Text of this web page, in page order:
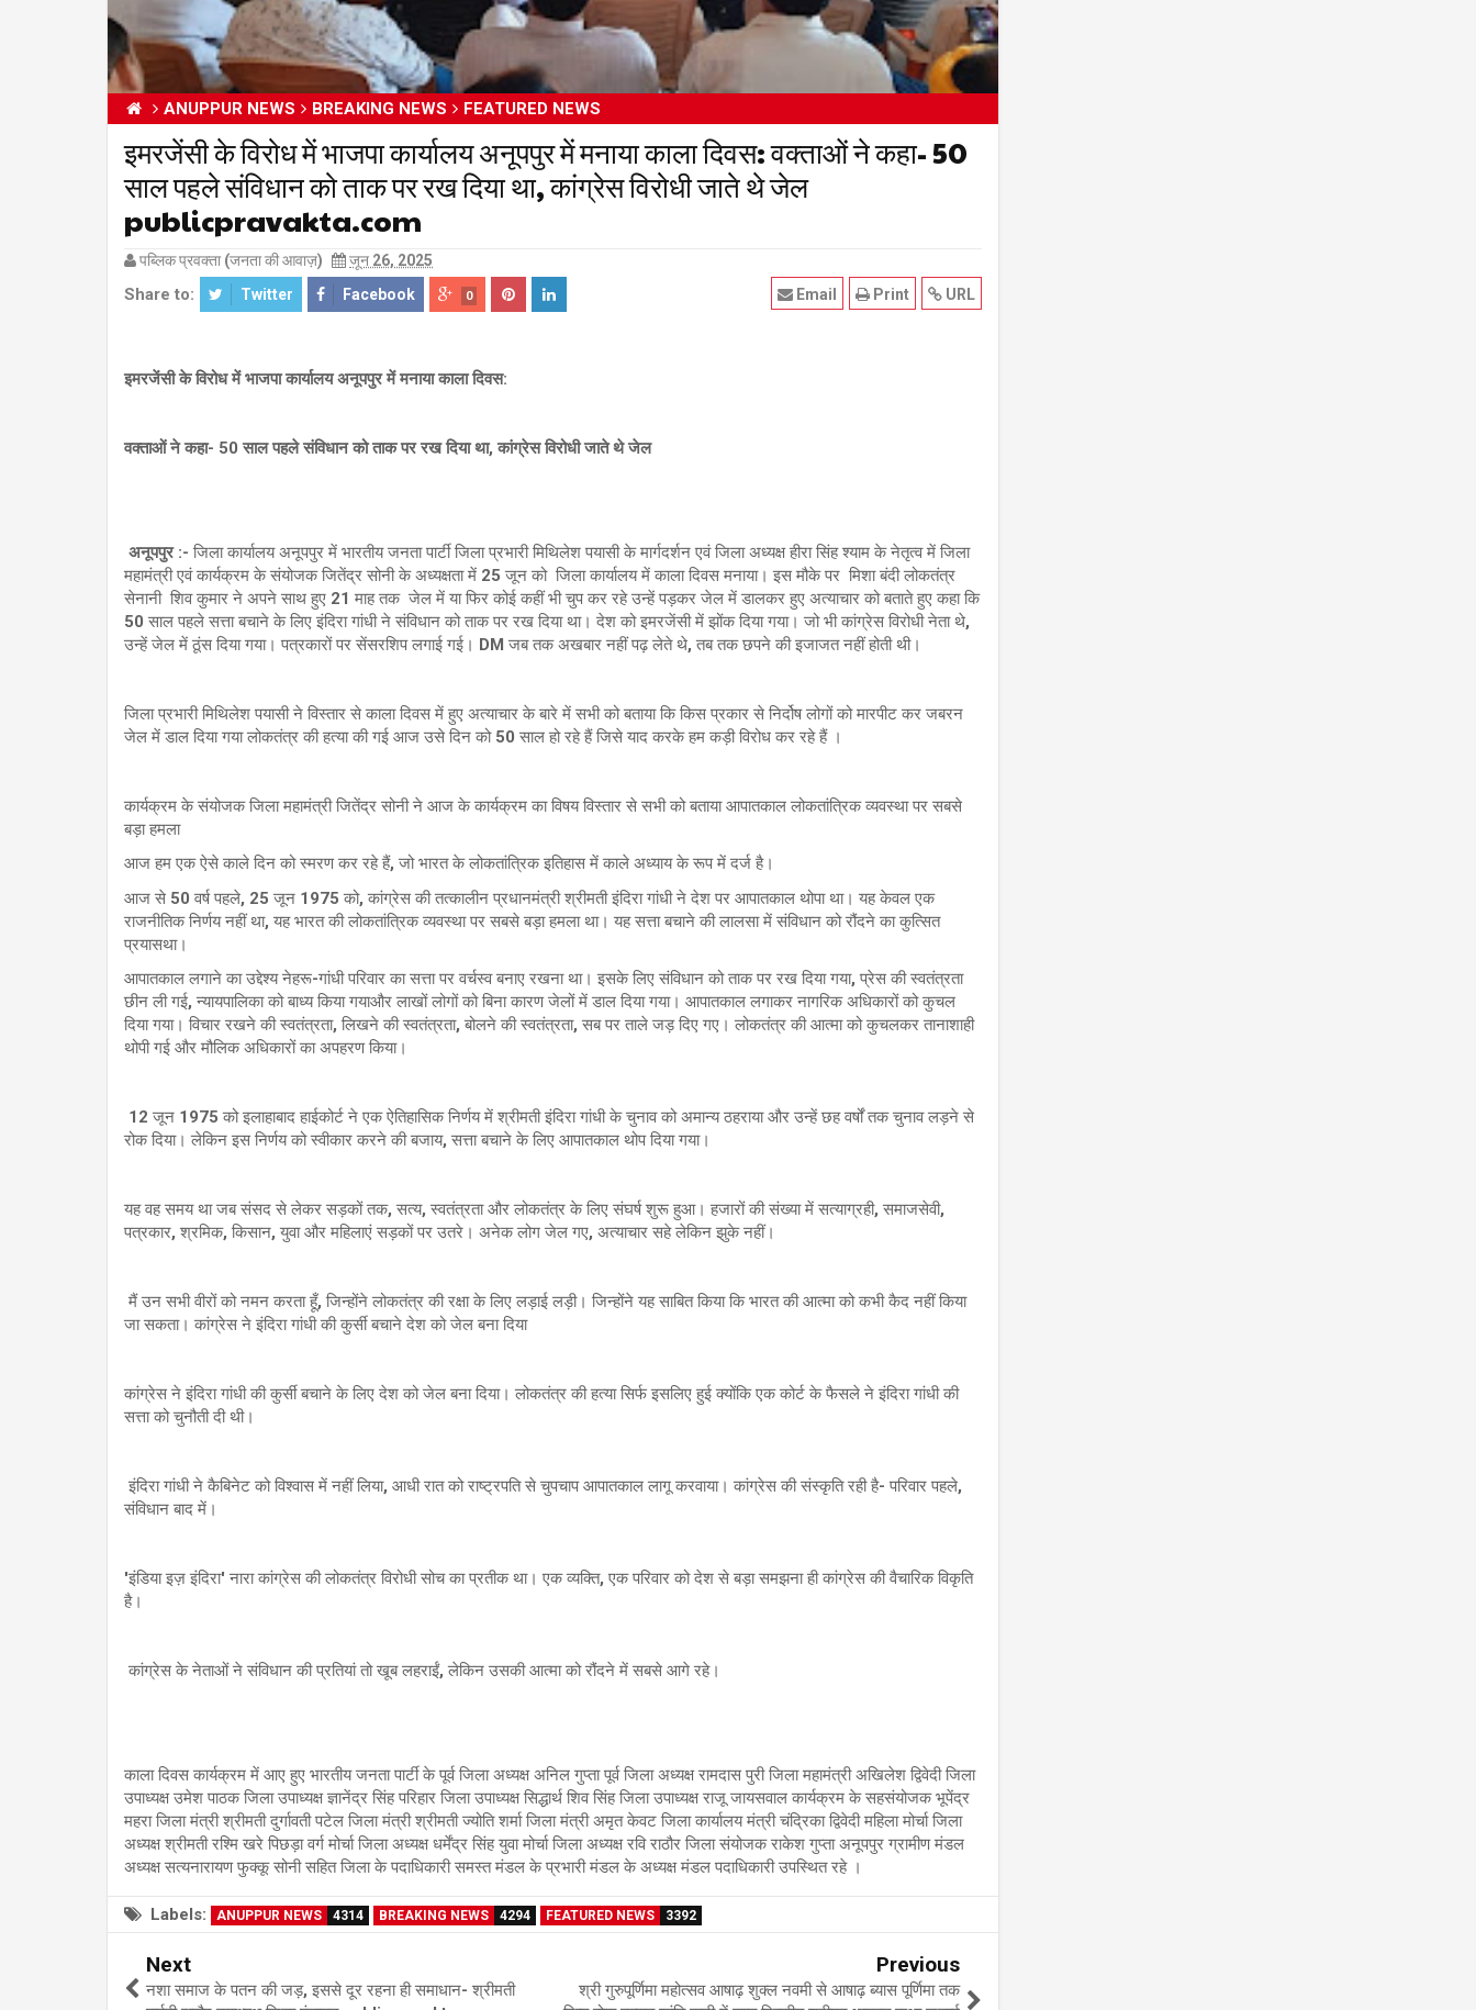
ANUPPUR NEWS BREAKING NEWS FEATURED NEWS
इमरजेंसी के विरोध में भाजपा कार्यालय अनूपपुर में मनाया काला दिवस: वक्ताओं ने कहा- 50
साल पहले संविधान को ताक पर रख दिया था, कांग्रेस विरोधी जाते थे जेल
publicpravakta.com
पब्लिक प्रवक्ता (जनता की आवाज़) जून 26, 2025
Share to: Twitter Facebook 0 URL
Print
Email
इमरजेंसी के विरोध में भाजपा कार्यालय अनूपपुर में मनाया काला दिवस:
वक्ताओं ने कहा- 50 साल पहले संविधान को ताक पर रख दिया था, कांग्रेस विरोधी जाते थेजेल
अनूपपुर :- जिला कार्यालय अनूपपुर में भारतीय जनता पार्टी जिला प्रभारी मिथिलेश पयासी के मार्गदर्शन एवं जिला अध्यक्ष हीरा सिंह श्याम के नेतृत्व में जिला
महामंत्री एवं कार्यक्रम के संयोजक जितेंद्र सोनी के अध्यक्षता में 25 जून को जिला कार्यालय में काला दिवस मनाया। इस मौके पर मिशा बंदी लोकतंत्र
सेनानी शिव कुमार ने अपने साथ हुए 21 माह तक जेल में या फिर कोई कहीं भी चुप कर रहे उन्हें पड़कर जेल में डालकर हुए अत्याचार को बताते हुए कहा कि
50 साल पहले सत्ता बचाने के लिए इंदिरा गांधी ने संविधान को ताक पर रख दिया था। देश को इमरजेंसी में झोंक दिया गया। जो भी कांग्रेस विरोधी नेता थे,
उन्हें जेल में ठूंस दिया गया। पत्रकारों पर सेंसरशिप लगाई गई। DM जब तक अखबार नहीं पढ़ लेते थे, तब तक छपने की इजाजत नहीं होती थी।
जिला प्रभारी मिथिलेश पयासी ने विस्तार से काला दिवस में हुए अत्याचार के बारे में सभी को बताया कि किस प्रकार से निर्दोष लोगों को मारपीट कर जबरन
जेल में डाल दिया गया लोकतंत्र की हत्या की गई आज उसे दिन को 50 साल हो रहे हैं जिसे याद करके हम कड़ी विरोध कर रहे हैं ।
कार्यक्रम के संयोजक जिला महामंत्री जितेंद्र सोनी ने आज के कार्यक्रम का विषय विस्तार से सभी को बताया आपातकाल लोकतांत्रिक व्यवस्था पर सबसे
बड़ा हमला
आज हम एक ऐसे काले दिन को स्मरण कर रहे हैं, जो भारत के लोकतांत्रिक इतिहास में काले अध्याय के रूप में दर्ज है।
आज से 50 वर्ष पहले, 25 जून 1975 को, कांग्रेस की तत्कालीन प्रधानमंत्री श्रीमती इंदिरा गांधी ने देश पर आपातकाल थोपा था। यह केवल एक
राजनीतिक निर्णय नहीं था, यह भारत की लोकतांत्रिक व्यवस्था पर सबसे बड़ा हमला था। यह सत्ता बचाने की लालसा में संविधान को रौंदने का कुत्सित
प्रयासथा।
आपातकाल लगाने का उद्देश्य नेहरू-गांधी परिवार का सत्ता पर वर्चस्व बनाए रखना था। इसके लिए संविधान को ताक पर रख दिया गया, प्रेस की स्वतंत्रता
छीन ली गई, न्यायपालिका को बाध्य किया गयाऔर लाखों लोगों को बिना कारण जेलों में डाल दिया गया। आपातकाल लगाकर नागरिक अधिकारों को कुचल
दिया गया। विचार रखने की स्वतंत्रता, लिखने की स्वतंत्रता, बोलने की स्वतंत्रता, सब पर ताले जड़ दिए गए। लोकतंत्र की आत्मा को कुचलकर तानाशाही
थोपी गई और मौलिक अधिकारों का अपहरण किया।
12 जून 1975 को इलाहाबाद हाईकोर्ट ने एक ऐतिहासिक निर्णय में श्रीमती इंदिरा गांधी के चुनाव को अमान्य ठहराया और उन्हें छह वर्षों तक चुनाव लड़ने से
रोक दिया। लेकिन इस निर्णय को स्वीकार करने की बजाय, सत्ता बचाने के लिए आपातकाल थोप दिया गया।
यह वह समय था जब संसद से लेकर सड़कों तक, सत्य, स्वतंत्रता और लोकतंत्र के लिए संघर्ष शुरू हुआ। हजारों की संख्या में सत्याग्रही, समाजसेवी,
पत्रकार, श्रमिक, किसान, युवा और महिलाएं सड़कों पर उतरे। अनेक लोग जेल गए, अत्याचार सहे लेकिन झुके नहीं।
मैं उन सभी वीरों को नमन करता हूँ, जिन्होंने लोकतंत्र की रक्षा के लिए लड़ाई लड़ी। जिन्होंने यह साबित किया कि भारत की आत्मा को कभी कैद नहीं किया
जा सकता। कांग्रेस ने इंदिरा गांधी की कुर्सी बचाने देश को जेल बना दिया
कांग्रेस ने इंदिरा गांधी की कुर्सी बचाने के लिए देश को जेल बना दिया। लोकतंत्र की हत्या सिर्फ इसलिए हुई क्योंकि एक कोर्ट के फैसले ने इंदिरा गांधी की
सत्ता को चुनौती दी थी।
इंदिरा गांधी ने कैबिनेट को विश्वास में नहीं लिया, आधी रात को राष्ट्रपति से चुपचाप आपातकाल लागू करवाया। कांग्रेस की संस्कृति रही है- परिवार पहले,
संविधान बाद में।
'इंडिया इज़ इंदिरा' नारा कांग्रेस की लोकतंत्र विरोधी सोच का प्रतीक था। एक व्यक्ति, एक परिवार को देश से बड़ा समझना ही कांग्रेस की वैचारिक विकृति
है।
कांग्रेस के नेताओं ने संविधान की प्रतियां तो खूब लहराईं, लेकिन उसकी आत्मा को रौंदने में सबसे आगे रहे।
काला दिवस कार्यक्रम में आए हुए भारतीय जनता पार्टी के पूर्व जिला अध्यक्ष अनिल गुप्ता पूर्व जिला अध्यक्ष रामदास पुरी जिला महामंत्री अखिलेश द्विवेदी जिला
उपाध्यक्ष उमेश पाठक जिला उपाध्यक्ष ज्ञानेंद्र सिंह परिहार जिला उपाध्यक्ष सिद्धार्थ शिव सिंह जिला उपाध्यक्ष राजू जायसवाल कार्यक्रम के सहसंयोजक भूपेंद्र
महरा जिला मंत्री श्रीमती दुर्गावती पटेल जिला मंत्री श्रीमती ज्योति शर्मा जिला मंत्री अमृत केवट जिला कार्यालय मंत्री चंद्रिका द्विवेदी महिला मोर्चा जिला
अध्यक्ष श्रीमती रश्मि खरे पिछड़ा वर्ग मोर्चा जिला अध्यक्ष धर्मेंद्र सिंह युवा मोर्चा जिला अध्यक्ष रवि राठौर जिला संयोजक राकेश गुप्ता अनूपपुर ग्रामीण मंडल
अध्यक्ष सत्यनारायण फुक्कू सोनी सहित जिला के पदाधिकारी समस्त मंडल के प्रभारी मंडल के अध्यक्ष मंडल पदाधिकारी उपस्थित रहे ।
Labels: ANUPPUR NEWS 4314 BREAKING NEWS 4294 FEATURED NEWS 3392
Next
नशा समाज के पतन की जड़, इससे दूर रहना ही समाधान- श्रीमती
Previous
श्री गुरुपूर्णिमा महोत्सव आषाढ़ शुक्ल नवमी से आषाढ़ ब्यास पूर्णिमा तक